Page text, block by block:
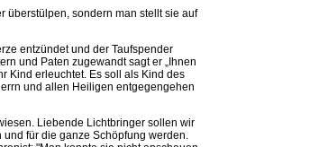
überstülpen, sondern man stellt sie auf
entzündet und der Taufspender
und Paten zugewandt sagt er „Ihnen
Kind erleuchtet. Es soll als Kind des
und allen Heiligen entgegengehen
Liebende Lichtbringer sollen wir
für die ganze Schöpfung werden.